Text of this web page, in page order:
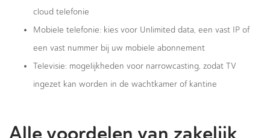
cloud telefonie
Mobiele telefonie: kies voor Unlimited data, een vast IP of
een vast nummer bij uw mobiele abonnement
Televisie: mogelijkheden voor narrowcasting, zodat TV
ingezet kan worden in de wachtkamer of kantine